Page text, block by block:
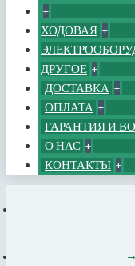
+
ХОДОВАЯ +
ДРУГОЕ +
ДОСТАВКА +
ОПЛАТА +
ГАРАНТИЯ И
О НАС +
КОНТАКТЫ +